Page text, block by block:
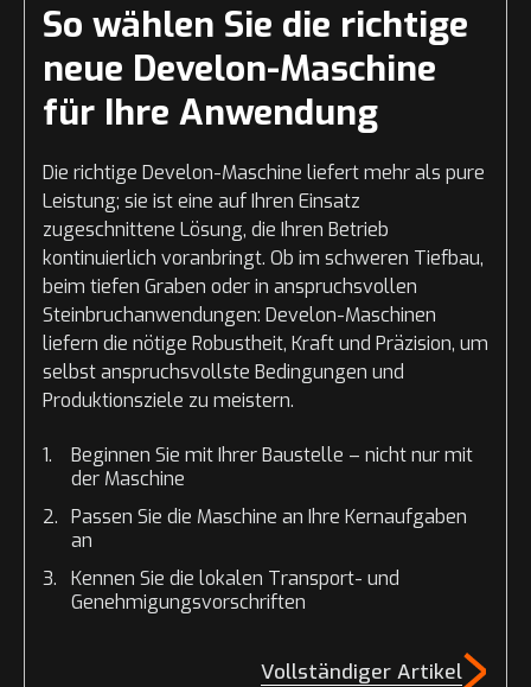
So wählen Sie die richtige
neue Develon-Maschine
für Ihre Anwendung
Die richtige Develon-Maschine liefert mehr als pure
Leistung; sie ist eine auf Ihren Einsatz
zugeschnittene Lösung, die Ihren Betrieb
kontinuierlich voranbringt. Ob im schweren Tiefbau,
beim tiefen Graben oder in anspruchsvollen
Steinbruchanwendungen: Develon-Maschinen
liefern die nötige Robustheit, Kraft und Präzision, um
selbst anspruchsvollste Bedingungen und
Produktionsziele zu meistern.
Beginnen Sie mit Ihrer Baustelle – nicht nur mit
der Maschine
Passen Sie die Maschine an Ihre Kernaufgaben
an
Kennen Sie die lokalen Transport- und
Genehmigungsvorschriften
Vollständiger Artikel